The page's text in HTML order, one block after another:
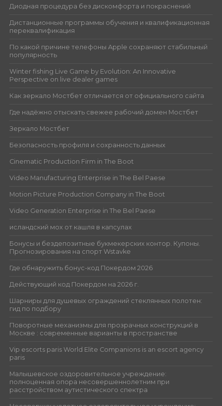
Диодная процедура без дискомфорта и покраснений
Дистанционные программы обучения и квалификационная
переквалификация
По какой причине телефоны Apple сохраняют стабильный
популярность
Winter fishing Live Game by Evolution: An Innovative
Perspective on live dealer games
Как зеркало Мостбет отличается от официального сайта
Где надёжно отыскать свежее рабочий домен Мостбет
Зеркало Мостбет
Безопасность профиля и сохранность данных
Cinematic Production Firm in The Boot
Video Manufacturing Enterprise in The Bel Paese
Motion Picture Production Company in The Boot
Video Generation Enterprise in The Bel Paese
исландский мох от кашля в капсулах
Бонусы и бездепозитные букмекерских контор. Купоны.
Прогнозирования на спорт Wstavke
Где обнаружить бонус-код Покердом 2026
Действующий код Покердом на 2026 г.
Шарниры для душевых ограждений стеклянных полотен:
гид по подбору
Поворотные механизмы для прозрачных конструкций в
Москве : современные варианты в пространстве
Vip escorts paris World Elite Companions is an escort agency
paris
Малышевское оздоровительное учреждение:
полноценная опора несовершеннолетним при
расстройством аутистического спектра